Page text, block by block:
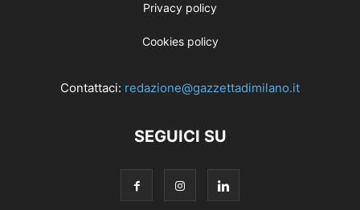
Privacy policy
Cookies policy
Contattaci: redazione@gazzettadimilano.it
SEGUICI SU